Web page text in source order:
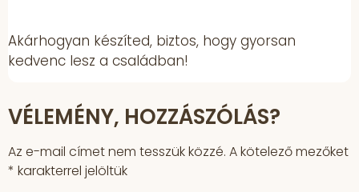
Akárhogyan készíted, biztos, hogy gyorsan
kedvenc lesz a családban!
VÉLEMÉNY, HOZZÁSZÓLÁS?
Az e-mail címet nem tesszük közzé. A kötelező mezőket
* karakterrel jelöltük